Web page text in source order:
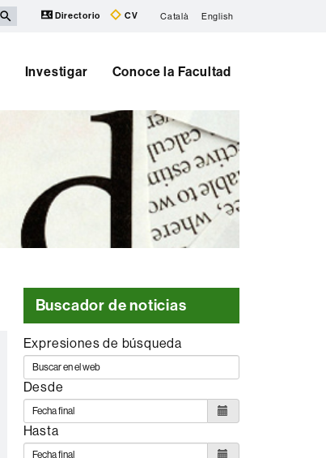
Directorio CV Català English
Investigar Conoce la Facultad
Buscador de noticias
Expresiones de búsqueda
Desde
Hasta